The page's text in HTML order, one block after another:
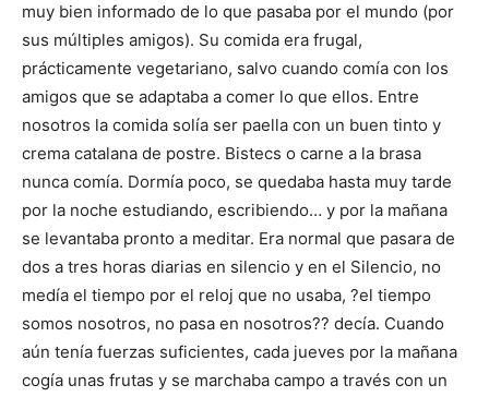
muy bien informado de lo que pasaba por el mundo (por
sus múltiples amigos). Su comida era frugal,
prácticamente vegetariano, salvo cuando comía con los
amigos que se adaptaba a comer lo que ellos. Entre
nosotros la comida solía ser paella con un buen tinto y
crema catalana de postre. Bistecs o carne a la brasa
nunca comía. Dormía poco, se quedaba hasta muy tarde
por la noche estudiando, escribiendo… y por la mañana
se levantaba pronto a meditar. Era normal que pasara de
dos a tres horas diarias en silencio y en el Silencio, no
medía el tiempo por el reloj que no usaba, ?el tiempo
somos nosotros, no pasa en nosotros?? decía. Cuando
aún tenía fuerzas suficientes, cada jueves por la mañana
cogía unas frutas y se marchaba campo a través con un